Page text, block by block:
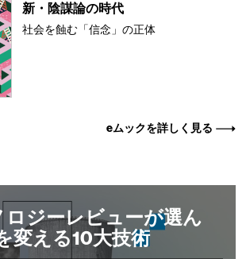
新・陰謀論の時代
社会を蝕む「信念」の正体
eムックを詳しく見る
ロジーレビューが選ん
変える10大技術